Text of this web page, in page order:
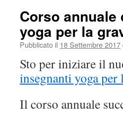
Corso
yoga per la
Pubblicato il 18 Settembre 2017
Sto per iniziare il
insegnanti yoga per
Il corso annuale